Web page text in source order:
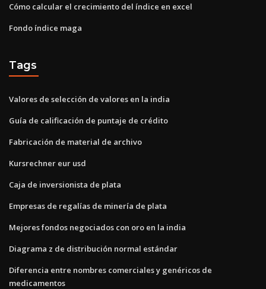
Cómo calcular el crecimiento del índice en excel
Fondo índice maga
Tags
Valores de selección de valores en la india
Guía de calificación de puntaje de crédito
Fabricación de material de archivo
Kursrechner eur usd
Caja de inversionista de plata
Empresas de regalías de minería de plata
Mejores fondos negociados con oro en la india
Diagrama z de distribución normal estándar
Diferencia entre nombres comerciales y genéricos de
medicamentos